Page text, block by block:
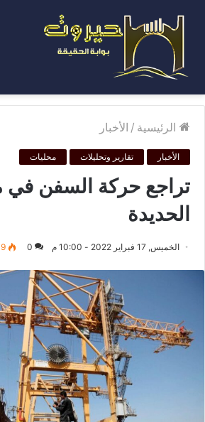
الرئيسية / الأخبار
الأخبار تقارير وتحليلات محليات
تراجع حركة السفن في
الحديدة
الخميس, 17 فبراير 2022 - 10:00 م 0